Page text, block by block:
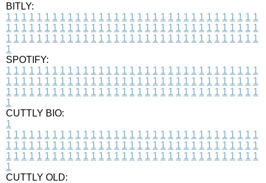
BITLY:
1 1 1 1 1 1 1 1 1 1 1 1 1 1 1 1 1 1 1 1 1 1 1 1 1 1 1 1 1 1 1 1 1
1 1 1 1 1 1 1 1 1 1 1 1 1 1 1 1 1 1 1 1 1 1 1 1 1 1 1 1 1 1 1 1 1
1 1 1 1 1 1 1 1 1 1 1 1 1 1 1 1 1 1 1 1 1 1 1 1 1 1 1 1 1 1 1 1 1
1
SPOTIFY:
1 1 1 1 1 1 1 1 1 1 1 1 1 1 1 1 1 1 1 1 1 1 1 1 1 1 1 1 1 1 1 1 1
1 1 1 1 1 1 1 1 1 1 1 1 1 1 1 1 1 1 1 1 1 1 1 1 1 1 1 1 1 1 1 1 1
1 1 1 1 1 1 1 1 1 1 1 1 1 1 1 1 1 1 1 1 1 1 1 1 1 1 1 1 1 1 1 1 1
1
CUTTLY BIO:
1
1 1 1 1 1 1 1 1 1 1 1 1 1 1 1 1 1 1 1 1 1 1 1 1 1 1 1 1 1 1 1 1 1
1 1 1 1 1 1 1 1 1 1 1 1 1 1 1 1 1 1 1 1 1 1 1 1 1 1 1 1 1 1 1 1 1
1 1 1 1 1 1 1 1 1 1 1 1 1 1 1 1 1 1 1 1 1 1 1 1 1 1 1 1 1 1 1 1 1
1
CUTTLY OLD: